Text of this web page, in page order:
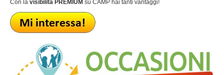
Con la visibilità PREMIUM su CAMP hai tanti vantaggi!